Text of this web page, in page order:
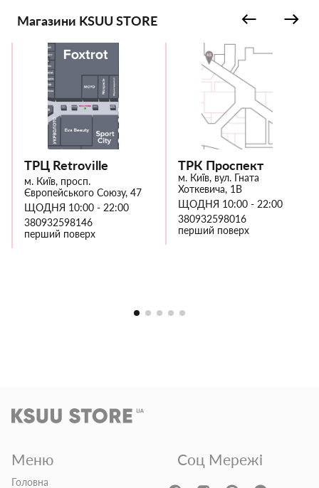
Магазини KSUU STORE
ТРЦ Retroville
м. Київ, просп.
Європейського Союзу, 47
ЩОДНЯ 10:00 - 22:00
380932598146
перший поверх
ТРК Проспект
м. Київ, вул. Гната
Хоткевича, 1В
ЩОДНЯ 10:00 - 22:00
380932598016
перший поверх
Меню
Головна
Соц Мережі